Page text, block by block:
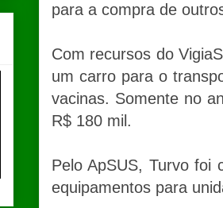
para a compra de
Com recursos do
um carro para o
vacinas. Somente no
R$ 180 mil.
Pelo ApSUS, Turvo foi
equipamentos para